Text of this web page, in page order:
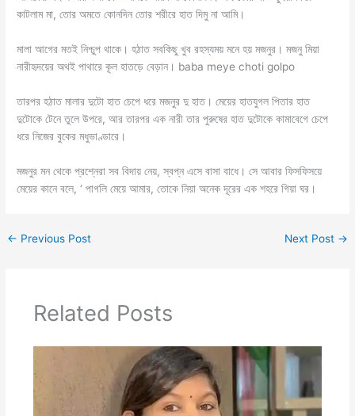
কাটলাম মা, তোর অমতে কোনদিন তোর শরীরে হাত দিমু না আমি।
মালা আগের মতই নিশ্চুপ থাকে। হঠাত সবকিছু খুব রহস্যময় মনে হয় মজনুর। মজনু মিয়া
নারীহৃদয়ের অথই পাথারে কূল হাতড়ে বেড়ান। baba meye choti golpo
তারপর হঠাত মালার দুটো হাত চেপে ধরে মজনুর দু হাত। মেয়ের হাতযুগল পিতার হাত
দুটোকে টেনে তুলে উপরে, আর তারপর এক নারী তার পুরুষের হাত দুটোকে কামাবেগে চেপে
ধরে নিজের বুকের মধুভাণ্ডারে।
মজনুর মন থেকে প্রশ্নেরা সব বিদায় নেয়, স্বপ্ন এসে বাসা বাধে। সে আবার ফিসফিসয়ে
মেয়ের কানে বলে, ‘ পাগলি মেয়ে আমার, তোকে নিয়া অনেক দূরের এক শহরে গিয়া ঘর।
← Previous Post Next Post →
Related Posts